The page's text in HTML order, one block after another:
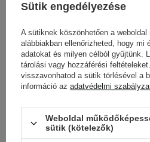
Veoli Botanica - Daily Eye
Szemkörnyékápoló Krém
- 15ml
8 300,00 Ft
Sütik engedélyezése
A sütiknek köszönhetően a
alábbiakban ellenőrizheted, hogy mi
adatokat és milyen célból gyűjtünk.
tárolási vagy hozzáférési
visszavonhatod a sütik törlésével a
információ az adatvédelmi
Weboldal
sütik (kötelezők)